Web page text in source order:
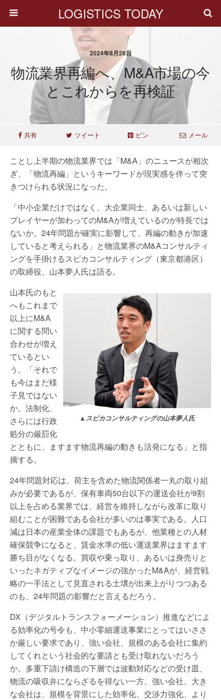
LOGISTICS TODAY
2024年8月26日
物流業界再編へ、M&A市場の今
とこれからを再検証
共有 ツイート ピン メール
ことし上半期の物流業界では「M&A」のニュースが相次
ぎ、「物流再編」というキーワードが現実感を伴って突
きつけられる状況になった。
「中小企業だけではなく、大企業同士、あるいは新しい
プレイヤーが加わってのM&Aが増えているのが特長では
ないか。24年問題が確実に影響して、再編の動きが加速
していると考えられる」と物流業界のM&Aコンサルティ
ングを手掛けるスピカコンサルティング（東京都港区）
の取締役、山本夢人氏は語る。
▲スピカコンサルティングの山本夢人氏
山本氏のもと
へもこれまで
以上にM&A
に関する問い
合わせが増え
ているとい
う。「それで
も今はまだ様
子見ではない
か。法制化、
さらには行政
処分の厳罰化
とともに、ますます物流再編の動きも活発になる」と指
摘する。
24年問題対応は、荷主を含めた物流関係者一丸の取り組
みが必要であるが、保有車両50台以下の運送会社が9割
以上を占める業界では、経営を維持しながら改革に取り
組むことが困難である会社が多いのは事実である。人口
減は日本の産業全体の課題でもあるが、他業種との人材
確保競争になると、賃金水準の低い運送業界はますます
勝ち目がなくなる。買収や乗っ取り、あるいは身売りと
いったネガティブなイメージの強かったM&Aが、経営戦
略の一手法として見直される土壌が出来上がりつつある
のも、24年問題の影響だと言えるだろう。
DX（デジタルトランスフォーメーション）推進などによ
る効率化の号令も、中小零細運送事業にとってはいささ
か厳しい要求であり、強い会社、規模のある会社に集約
してくれという社会的な要請とも受け取れないだろう
か。多重下請け構造の下層では波動対応などの受け皿、
物流の吸収弁にならざるを得ない一方、強い会社、大き
な会社は、規模を背景にした効率化、交渉力強化、より